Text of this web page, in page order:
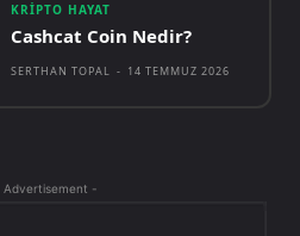
KRIPTO HAYAT
Cashcat Coin Nedir?
SERTHAN TOPAL - 14 TEMMUZ 2026
Advertisement -